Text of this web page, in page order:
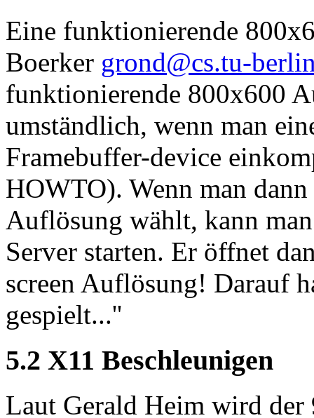
Eine funktionierende
Boerker grond@cs.tu-
funktionierende 800x600
umständlich, wenn man
Framebuffer-device
HOWTO). Wenn man
Auflösung wählt, kann
Server starten. Er öffnet
screen Auflösung! Darauf
gespielt...''
5.2 X11 Beschleunigen
Laut Gerald Heim wird der